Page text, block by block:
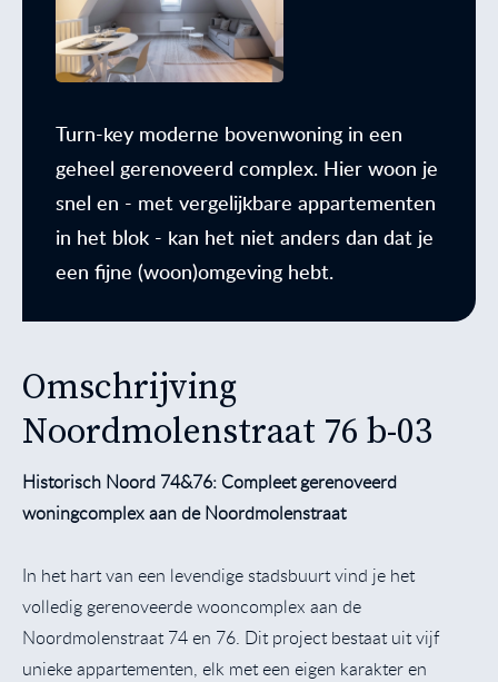
Turn-key moderne bovenwoning in een
geheel gerenoveerd complex. Hier woon je
snel en - met vergelijkbare appartementen
in het blok - kan het niet anders dan dat je
een fijne (woon)omgeving hebt.
Omschrijving
Noordmolenstraat 76 b-03
Historisch Noord 74&76: Compleet gerenoveerd
woningcomplex aan de Noordmolenstraat
In het hart van een levendige stadsbuurt vind je het
volledig gerenoveerde wooncomplex aan de
Noordmolenstraat 74 en 76. Dit project bestaat uit vijf
unieke appartementen, elk met een eigen karakter en